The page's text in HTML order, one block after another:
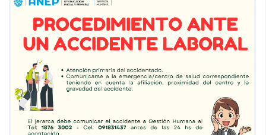
Programas
ATD
Documentos
CFP